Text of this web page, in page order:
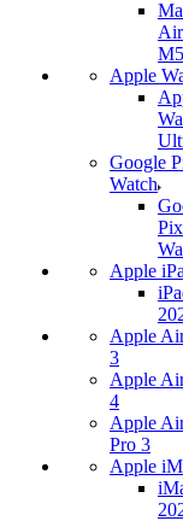
Apple
Google
Watch
Apple
Apple
3
Apple
4
Apple
Pro 3
Apple